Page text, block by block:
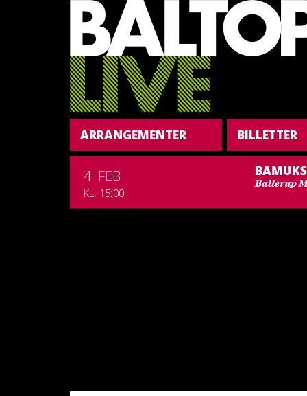
ARRANGEMENTER BILLETTER
4. FEB
KL. 15:00
Ballerup